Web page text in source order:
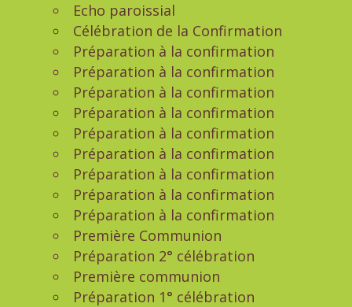
Echo paroissial
Célébration de la Confirmation
Préparation à la confirmation
Préparation à la confirmation
Préparation à la confirmation
Préparation à la confirmation
Préparation à la confirmation
Préparation à la confirmation
Préparation à la confirmation
Préparation à la confirmation
Préparation à la confirmation
Première Communion
Préparation 2° célébration
Première communion
Préparation 1° célébration